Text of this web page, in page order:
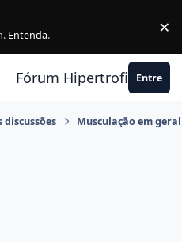
Entenda. ×
Fórum Hipertrofia.org
Entre
discussões Musculação em geral